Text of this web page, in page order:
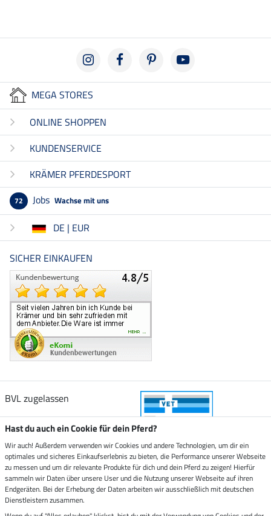
MEGA STORES
ONLINE SHOPPEN
KUNDENSERVICE
KRÄMER PFERDESPORT
72 Jobs Wachse mit uns
DE | EUR
SICHER EINKAUFEN
BVL zugelassen
Zustellung durch
Sicher bezahlen mit
Hast du auch ein Cookie für dein Pferd?
Wir auch! Außerdem verwenden wir Cookies und andere Technologien, um dir ein
optimales und sicheres Einkaufserlebnis zu bieten, die Performance unserer Webseite
zu messen und um dir relevante Produkte für dich und dein Pferd zu zeigen! Hierfür
sammeln wir Daten über unsere User und die Nutzung unserer Webseite auf ihren
Endgeräten. Bei der Erhebung der Daten arbeiten wir ausschließlich mit deutschen
Dienstleistern zusammen.